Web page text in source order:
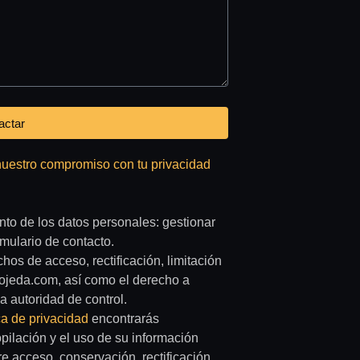
compromiso con tu privacidad
de los datos personales: gestionar
de contacto.
de acceso, rectificación, limitación
así como el derecho a
autoridad de control.
de privacidad encontrarás
y el uso de su información